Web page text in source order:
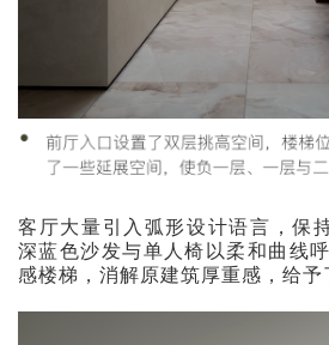
客厅大量引入弧形设计语言，保持
深蓝色沙发与单人椅以柔和曲线
感楼梯，消解原建筑厚重感，给予